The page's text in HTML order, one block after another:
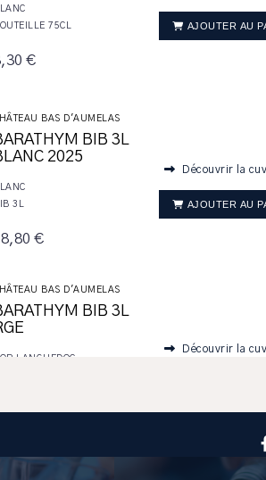
75CL
€
AJOUTER AU
BAS D'AUMELAS
BIB 3L
2025
3L
€
Découvrir la
AJOUTER AU
BAS D'AUMELAS
BIB 3L
LANGUEDOC
Découvrir la